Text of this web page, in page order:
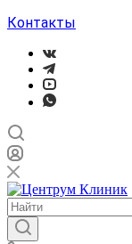
Контакты